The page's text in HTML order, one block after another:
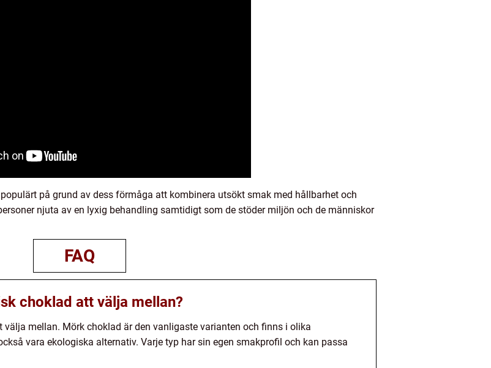
på grund av dess förmåga att kombinera utsökt smak med hållbarhet och
njuta av en lyxig behandling samtidigt som de stöder miljön och de människor
FAQ
choklad att välja mellan?
mellan. Mörk choklad är den vanligaste varianten och finns i olika
vara ekologiska alternativ. Varje typ har sin egen smakprofil och kan passa